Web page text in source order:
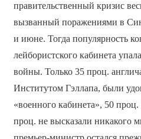
правительственный кризис
вызванный поражениями в
и июне. Тогда популярность
лейбористского кабинета
войны. Только 35 проц.
Институтом Гэллапа, были
«военного кабинета», 50
проц. не высказали никакого